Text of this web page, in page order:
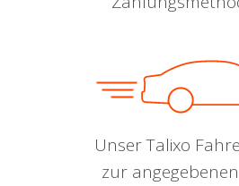
Unser Talixo
zur